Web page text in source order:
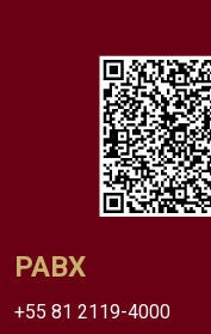
PABX
+55 81 2119-4000